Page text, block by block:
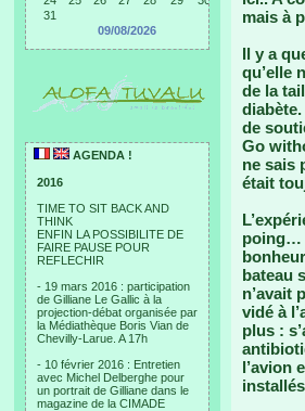
31
09/08/2026
AGENDA !
2016
TIME TO SIT BACK AND
THINK
ENFIN LA POSSIBILITE DE
FAIRE PAUSE POUR
REFLECHIR
- 19 mars 2016 : participation
de Gilliane Le Gallic à la
projection-débat organisée par
la Médiathèque Boris Vian de
Chevilly-Larue. A 17h
- 10 février 2016 : Entretien
avec Michel Delberghe pour
un portrait de Gilliane dans le
magazine de la CIMADE
mais à
Il y a
qu’elle
de la
diabète.
de
Go
ne sais
était
poing…
bateau
n’avait
vidé à
plus :
l’avion